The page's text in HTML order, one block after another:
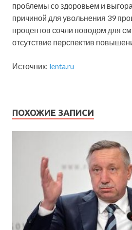
проблемы со здоровьем и
причиной для увольнения 39
процентов сочли поводом для
отсутствие перспектив
Источник: lenta.ru
ПОХОЖИЕ ЗАПИСИ